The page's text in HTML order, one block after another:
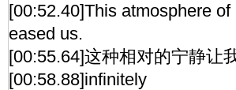
[00:52.40]This atmosphere
eased us.
[00:55.64]这种相对的宁静让
[00:58.88]infinitely